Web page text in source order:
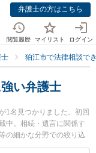
弁護士の方はこちら
閲覧履歴 マイリスト ログイン
狛江市で法律相談で
い弁護士
1名見つかりました。初回
中。相続・遺言に関係す
の細かな分野での絞り込
輔弁護士のプロフィール